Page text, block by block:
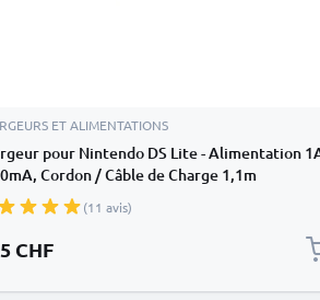
ET ALIMENTATIONS
pour Nintendo DS Lite - Alimentation
Cordon / Câble de Charge 1,1m
(11 avis)
CHF